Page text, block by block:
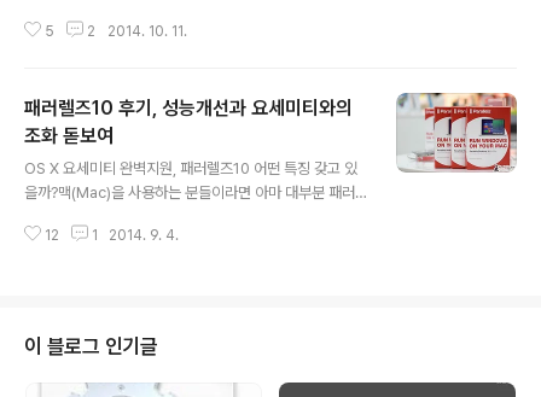
기 위해 분주하게 움직이는 모습입니다. 많은 분들이 활용
했는데요. 하지만, 베타 버전인만큼 완벽한 모습은 아니었
습니다. 예를 들어, 드랍박스 하위 폴더 디자인 중 일부 특
히 카메라 업로드 폴더가 여전히 예전처럼 표시되는 문제
가 있었는데요. New in 2.11.25 Updated Camera Up
loads folder icon for Yosemite Fixed Copy Link
context menu opti..
5 2 2014. 10. 11.
패러렐즈10 후기, 성능개선과 요세미티와의
조화 돋보여
OS X 요세미티 완벽지원, 패러렐즈10 어떤 특징 갖고 있
을까?맥(Mac)을 사용하는 분들이라면 아마 대부분 패러
래도 국내 인터넷 환경에서는 익스플로러(IE) 등을 완전히
렐즈와 같은 가상머신 프로그램인데요. 윈도우를 주로 이
용하는 분들이라면 VMWare 등을 통해 관련하여 익숙하
시지 않을까 싶네요. 그렇다면, 이번에 새롭게 출시된 패러
12 1 2014. 9. 4.
이 블로그 인기글